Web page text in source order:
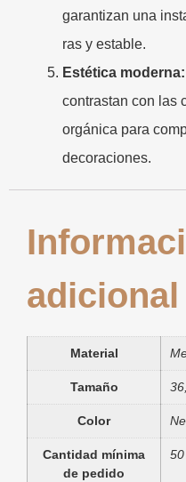
garantizan una
ras y estable.
Estética moderna:
contrastan con las
orgánica para
decoraciones.
adicional
Material
Tamaño
Color
Cantidad mínima
de pedido